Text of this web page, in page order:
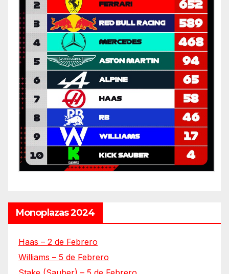
Monoplazas 2024
Haas – 2 de Febrero
Williams – 5 de Febrero